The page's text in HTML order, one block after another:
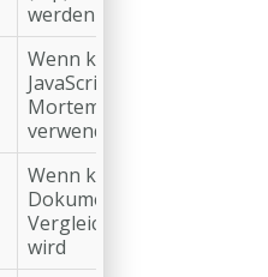
werden
Wenn kein
JavaScript-Post-
Mortem-Debugger
verwendet wird
Wenn kein
Dokumenten-
Vergleich genutzt
wird